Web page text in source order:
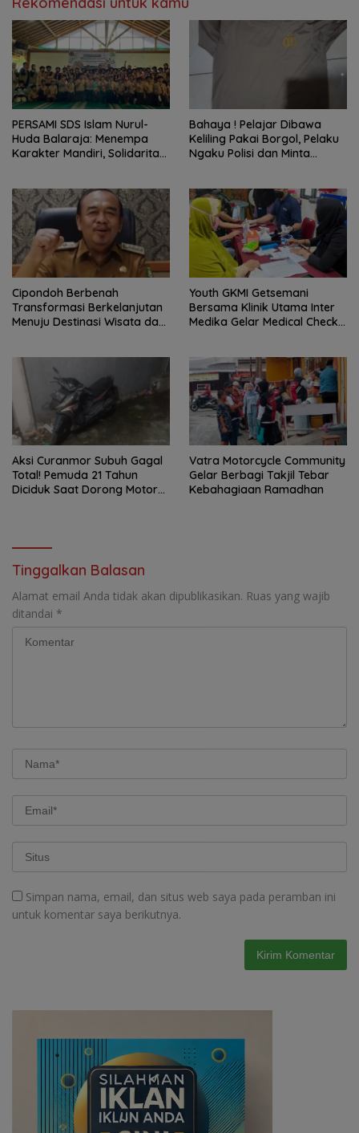
PERSAMI SDS Islam Nurul-
Huda Balaraja: Menempa
Karakter Mandiri, Solidaritas,
Bahaya ! Pelajar Dibawa
Keliling Pakai Borgol, Pelaku
Ngaku Polisi dan Minta
Cipondoh Berbenah
Transformasi Berkelanjutan
Menuju Destinasi Wisata dan
Youth GKMI Getsemani
Bersama Klinik Utama Inter
Medika Gelar Medical Check
Aksi Curanmor Subuh Gagal
Total! Pemuda 21 Tahun
Diciduk Saat Dorong Motor
Vatra Motorcycle Community
Gelar Berbagi Takjil Tebar
Kebahagiaan Ramadhan
Tinggalkan Balasan
Alamat email Anda tidak akan dipublikasikan. Ruas yang wajib
ditandai *
Simpan nama, email, dan situs web saya pada peramban ini
untuk komentar saya berikutnya.